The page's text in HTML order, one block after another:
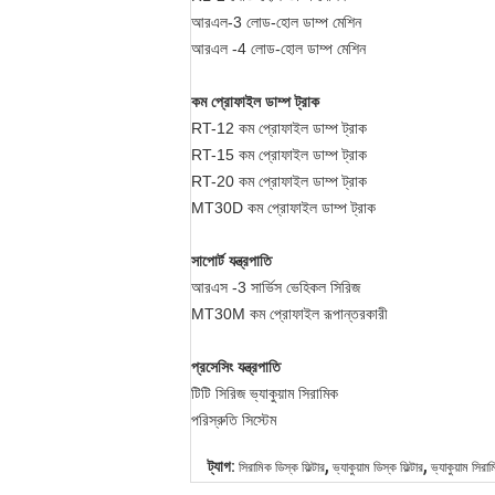
আরএল-3 লোড-হোল ডাম্প মেশিন
আরএল -4 লোড-হোল ডাম্প মেশিন
কম প্রোফাইল ডাম্প ট্রাক
RT-12 কম প্রোফাইল ডাম্প ট্রাক
RT-15 কম প্রোফাইল ডাম্প ট্রাক
RT-20 কম প্রোফাইল ডাম্প ট্রাক
MT30D কম প্রোফাইল ডাম্প ট্রাক
সাপোর্ট যন্ত্রপাতি
আরএস -3 সার্ভিস ভেহিকল সিরিজ
MT30M কম প্রোফাইল রূপান্তরকারী
প্রসেসিং যন্ত্রপাতি
টিটি সিরিজ ভ্যাকুয়াম সিরামিক
পরিস্রুতি সিস্টেম
ট্যাগ: সিরামিক ডিস্ক ফিল্টার, ভ্যাকুয়াম ডিস্ক ফিল্টার, ভ্যাকুয়াম